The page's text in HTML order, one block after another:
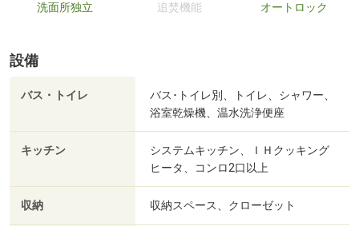
洗面所独立 追焚機能 オートロック
設備
バス・トイレ
バス･トイレ別、トイレ、シャワー、
浴室乾燥機、温水洗浄便座
キッチン
システムキッチン、ＩＨクッキング
ヒータ、コンロ2口以上
収納 収納スペース、クローゼット